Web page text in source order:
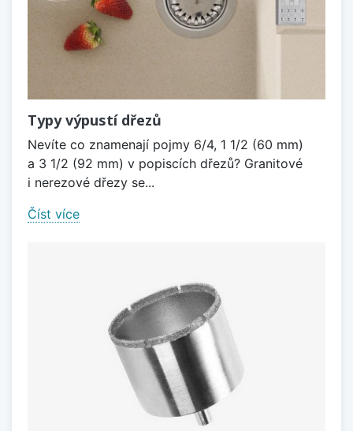
Typy výpustí dřezů
Nevíte co znamenají pojmy 6/4, 1 1/2 (60 mm)
a 3 1/2 (92 mm) v popiscích dřezů? Granitové
i nerezové dřezy se...
Číst více